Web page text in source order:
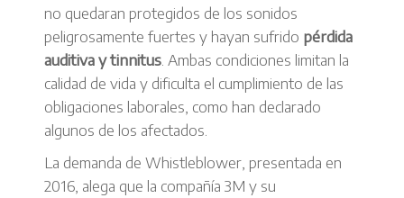
no quedaran protegidos de los sonidos
peligrosamente fuertes y hayan sufrido pérdida
auditiva y tinnitus . Ambas condiciones limitan la
calidad de vida y dificulta el cumplimiento de las
obligaciones laborales, como han declarado
algunos de los afectados.
La demanda de Whistleblower, presentada en
2016, alega que la compañía 3M y su